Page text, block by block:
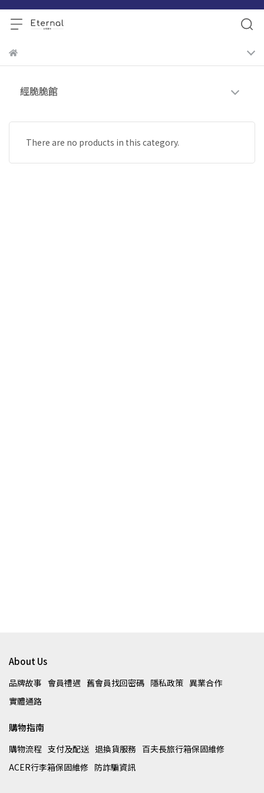
經脆脆館
There are no products in this category.
About Us
品牌故事 會員禮遇 舊會員找回密碼 隱私政策 異業合作
實體通路
購物指南
購物流程 支付及配送 退換貨服務 百夫長旅行箱保固維修
ACER行李箱保固維修 防詐騙資訊